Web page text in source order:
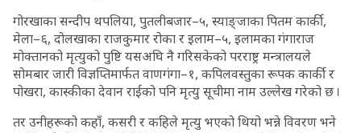
गोरखाका सन्दीप थपलिया, पुतलीबजार–५, स्याङ्जाका पितम कार्की,
मेला–६, दोलखाका राजकुमार रोका र इलाम–५, इलामका गंगाराज
मोक्तानको मृत्युको पुष्टि यसअघि नै गरिसकेको परराष्ट्र मन्त्रालयले
सोमबार जारी विज्ञप्तिमार्फत वाणगंगा–१, कपिलवस्तुका रूपक कार्की र
पोखरा, कास्कीका देवान राईको पनि मृत्यु सूचीमा नाम उल्लेख गरेको छ ।
तर उनीहरूको कहाँ, कसरी र कहिले मृत्यु भएको थियो भन्ने विवरण भने